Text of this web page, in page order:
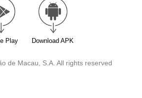
Play Download APK
de Macau, S.A. All rights reserved